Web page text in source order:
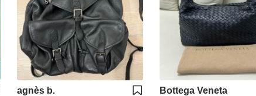
agnès b. Bottega Veneta